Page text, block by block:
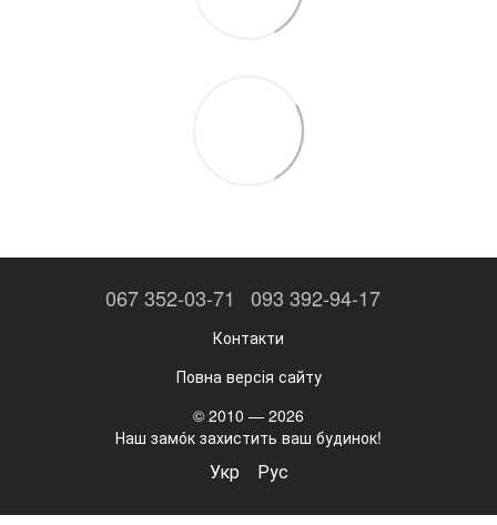
067 352-03-71 093 392-94-17
Контакти
Повна версія сайту
© 2010 — 2026
Наш замо́к захистить ваш будинок!
Укр Рус